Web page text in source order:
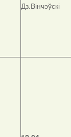
Дз.Вінчэўскі